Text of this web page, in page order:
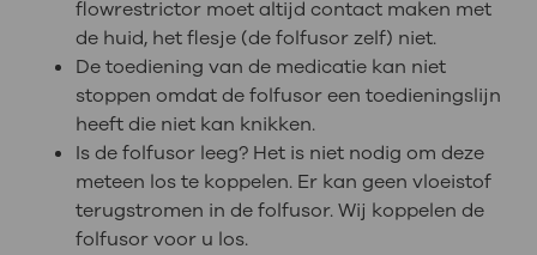
flowrestrictor moet altijd contact maken met
de huid, het flesje (de folfusor zelf) niet.
De toediening van de medicatie kan niet
stoppen omdat de folfusor een toedieningslijn
heeft die niet kan knikken.
Is de folfusor leeg? Het is niet nodig om deze
meteen los te koppelen. Er kan geen vloeistof
terugstromen in de folfusor. Wij koppelen de
folfusor voor u los.